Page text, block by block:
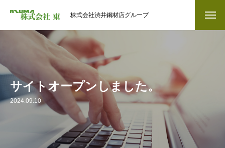
株式会社渋井鋼材店グループ
サイトオープンしました。
2024.09.10